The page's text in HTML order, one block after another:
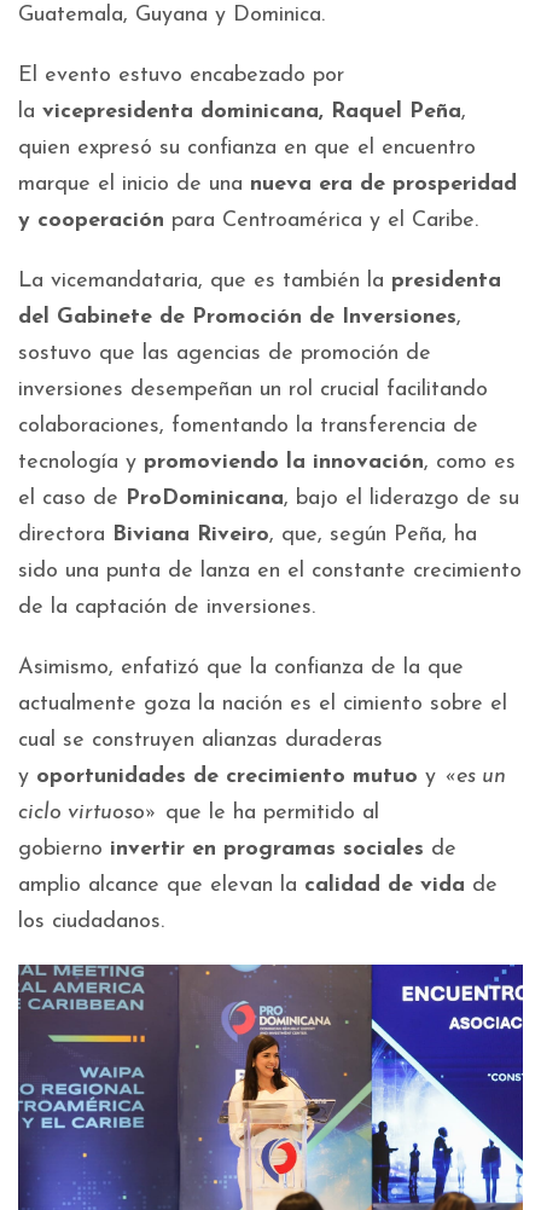
Guatemala, Guyana y Dominica.
El evento estuvo encabezado por
la vicepresidenta dominicana, Raquel Peña,
quien expresó su confianza en que el encuentro
marque el inicio de una nueva era de prosperidad
y cooperación para Centroamérica y el Caribe.
La vicemandataria, que es también la presidenta
del Gabinete de Promoción de Inversiones,
sostuvo que las agencias de promoción de
inversiones desempeñan un rol crucial facilitando
colaboraciones, fomentando la transferencia de
tecnología y promoviendo la innovación, como es
el caso de ProDominicana, bajo el liderazgo de su
directora Biviana Riveiro, que, según Peña, ha
sido una punta de lanza en el constante crecimiento
de la captación de inversiones.
Asimismo, enfatizó que la confianza de la que
actualmente goza la nación es el cimiento sobre el
cual se construyen alianzas duraderas
y oportunidades de crecimiento mutuo y «es un
ciclo virtuoso» que le ha permitido al
gobierno invertir en programas sociales de
amplio alcance que elevan la calidad de vida de
los ciudadanos.